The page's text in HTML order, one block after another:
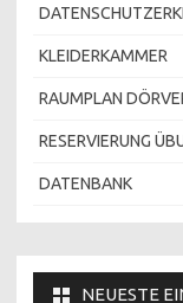
KLEIDERKAMMER
RAUMPLAN
RESERVIERUNG
DATENBANK
NEUESTE